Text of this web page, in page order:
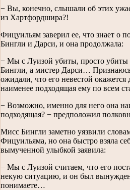
− Вы, конечно, слышали об этих
из Хартфордшира?!
Фицуильям заверил ее, что знает о
Бингли и Дарси, и она продолжала:
− Мы с Луизой убиты, просто
Бингли, а мистер Дарси…
ожидали, что его невестой окажется
наименее подходящая ему по всем
− Возможно, именно для него она
подходящая? − предположил
Мисс Бингли заметно уязвили
Фицуильяма, но она быстро взяла
вымученной улыбкой заявила:
− Мы с Луизой считаем, что его
некую ситуацию, и он был
понимаете…